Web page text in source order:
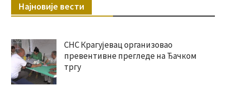
Најновије вести
СНС Крагујевац организовао
превентивне прегледе на Ђачком
тргу